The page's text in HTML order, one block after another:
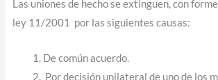
Las uniones de hecho se extinguen, con
ley 11/2001 por las siguientes causas:
De común acuerdo.
Por decisión unilateral de uno de los